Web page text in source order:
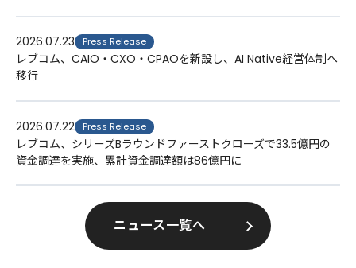
2026.07.23 Press Release
レブコム、CAIO・CXO・CPAOを新設し、AI Native経営体制へ
移行
2026.07.22 Press Release
レブコム、シリーズBラウンドファーストクローズで33.5億円の
資金調達を実施、累計資金調達額は86億円に
ニュース一覧へ